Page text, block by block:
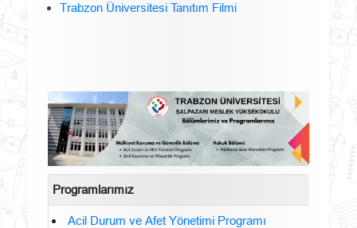
Trabzon Üniversitesi Tanıtım Filmi
Programlarımız
Acil Durum ve Afet Yönetimi Programı